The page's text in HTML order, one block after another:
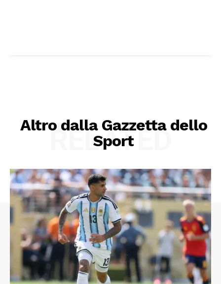
Altro dalla Gazzetta dello
Sport
RELATED